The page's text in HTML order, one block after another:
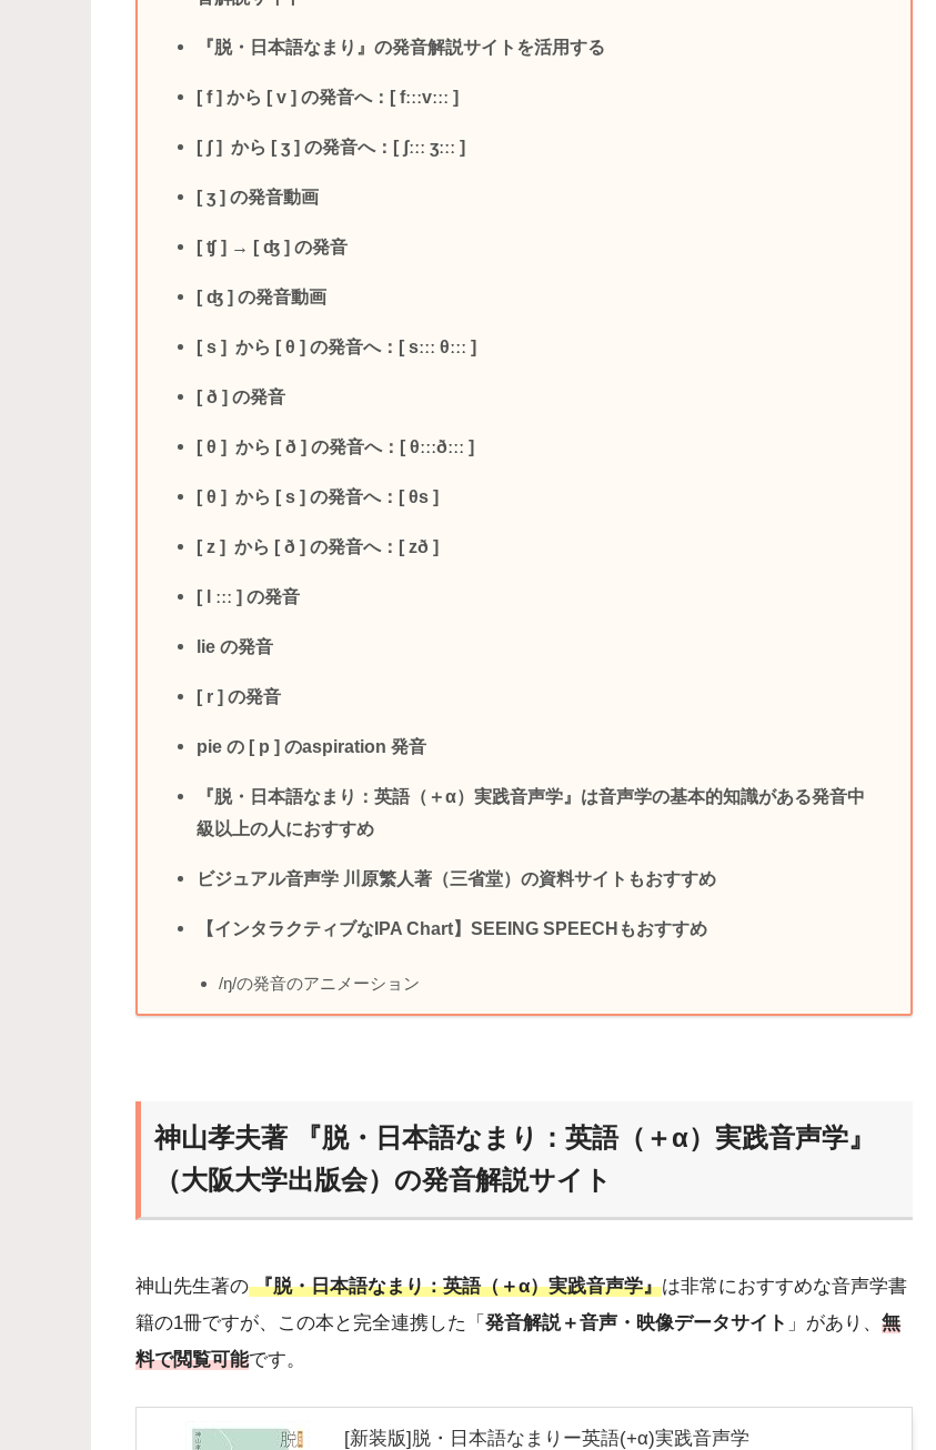
『脱・日本語なまり』の発音解説サイトを活用する
[ f ] から [ v ] の発音へ：[ fːːːvːːː ]
[ ʃ ] から [ ʒ ] の発音へ：[ ʃːːː ʒːːː ]
[ ʒ ] の発音動画
[ ʧ ] → [ ʤ ] の発音
[ ʤ ] の発音動画
[ s ] から [ θ ] の発音へ：[ sːːː θːːː ]
[ ð ] の発音
[ θ ] から [ ð ] の発音へ：[ θːːːðːːː ]
[ θ ] から [ s ] の発音へ：[ θs ]
[ z ] から [ ð ] の発音へ：[ zð ]
[ l ːːː ] の発音
lie の発音
[ r ] の発音
pie の [ p ] のaspiration 発音
『脱・日本語なまり：英語（＋α）実践音声学』は音声学の基本的知識がある発音中
級以上の人におすすめ
ビジュアル音声学 川原繁人著（三省堂）の資料サイトもおすすめ
【インタラクティブなIPA Chart】SEEING SPEECHもおすすめ
/ŋ/の発音のアニメーション
神山孝夫著 『脱・日本語なまり：英語（＋α）実践音声学』
（大阪大学出版会）の発音解説サイト
神山先生著の『脱・日本語なまり：英語（＋α）実践音声学』は非常におすすめな音声学書
籍の1冊ですが、この本と完全連携した「 発音解説＋音声・映像データサイト 」があり、 無
料で閲覧可能です。
[新装版]脱・日本語なまりー英語(+α)実践音声学